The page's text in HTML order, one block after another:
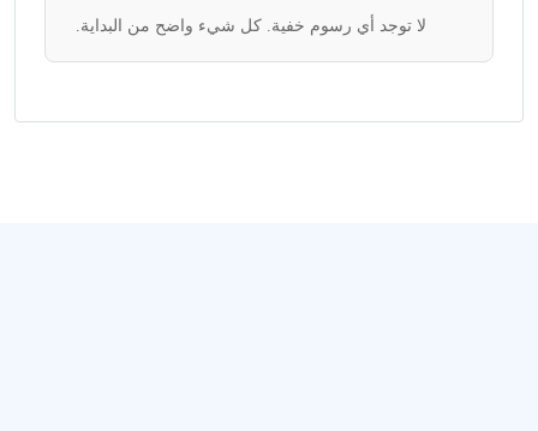
لا توجد أي رسوم خفية. كل شيء واضح من البداية.